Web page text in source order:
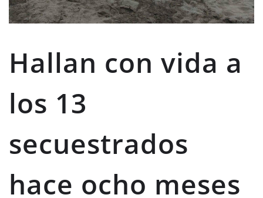
Hallan con vida a
los 13
secuestrados
hace ocho meses